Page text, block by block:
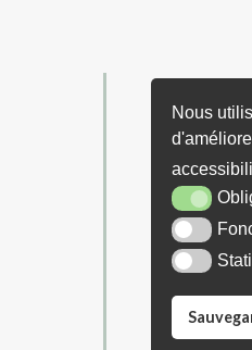
Nous
Lundi :
et/ou
Mardi :
Mercredi :
Jeudi : de
Vendredi